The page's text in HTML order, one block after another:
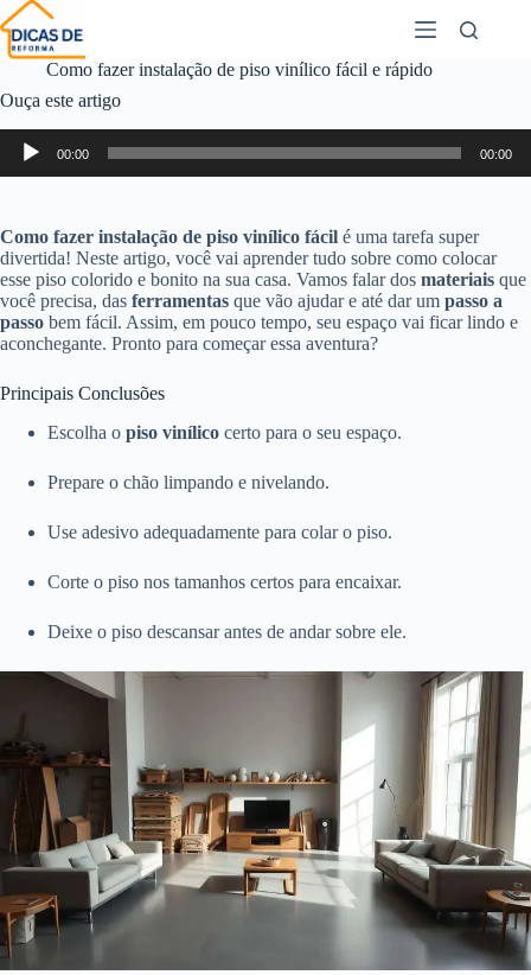
Como fazer instalação de piso vinílico fácil e rápido
Ouça este artigo
Tocador
áudio
00:00 00:00
Como fazer instalação de piso vinílico fácil é uma tarefa super
divertida! Neste artigo, você vai aprender tudo sobre como colocar
esse piso colorido e bonito na sua casa. Vamos falar dos materiais que
você precisa, das ferramentas que vão ajudar e até dar um passo a
passo bem fácil. Assim, em pouco tempo, seu espaço vai ficar lindo e
aconchegante. Pronto para começar essa aventura?
Principais Conclusões
Escolha o piso vinílico certo para o seu espaço.
Prepare o chão limpando e nivelando.
Use adesivo adequadamente para colar o piso.
Corte o piso nos tamanhos certos para encaixar.
Deixe o piso descansar antes de andar sobre ele.